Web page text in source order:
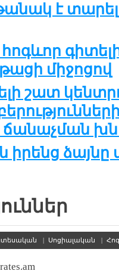
է տարել
միջոցով
շատ
իրենց ձայնը
| Սոցիալական |